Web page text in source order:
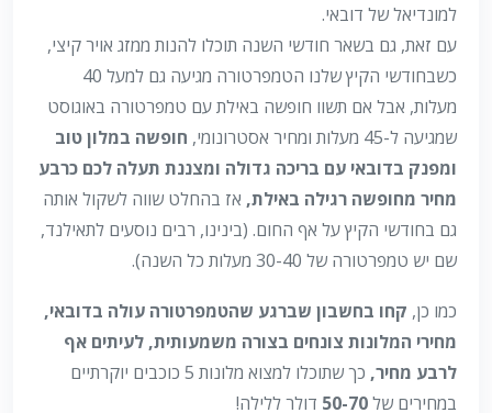
למונדיאל של דובאי.
עם זאת, גם בשאר חודשי השנה תוכלו להנות ממזג אויר קיצי,
כשבחודשי הקיץ שלנו הטמפרטורה מגיעה גם למעל 40
מעלות, אבל אם תשוו חופשה באילת עם טמפרטורה באוגוסט
שמגיעה ל-45 מעלות ומחיר אסטרונומי,
חופשה במלון טוב
ומפנק בדובאי עם בריכה גדולה ומצננת תעלה לכם כרבע
מחיר מחופשה רגילה באילת, אז בהחלט שווה לשקול אותה
גם בחודשי הקיץ על אף החום. (בינינו, רבים נוסעים לתאילנד,
שם יש טמפרטורה של 30-40 מעלות כל השנה).
כמו כן, קחו בחשבון שברגע שהטמפרטורה עולה בדובאי,
מחירי המלונות צונחים בצורה משמעותית, לעיתים אף
לרבע מחיר,
כך שתוכלו למצוא מלונות 5 כוכבים יוקרתיים
במחירים של50-70 דולר ללילה!